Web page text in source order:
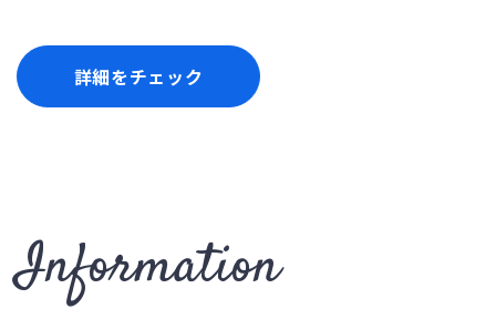
詳細をチェック
Information